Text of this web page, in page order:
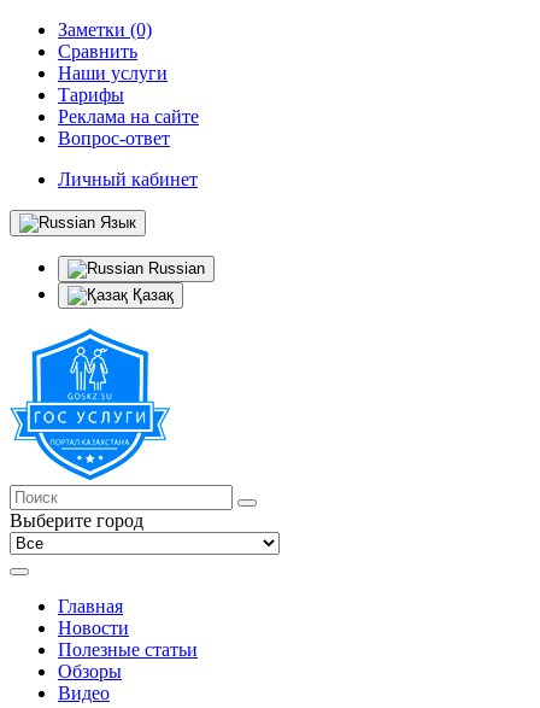
Заметки (0)
Сравнить
Наши услуги
Тарифы
Реклама на сайте
Вопрос-ответ
Личный кабинет
Язык
Russian
Қазақ
Выберите город
Главная
Новости
Полезные статьи
Обзоры
Видео